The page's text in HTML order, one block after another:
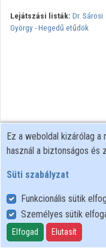
Lejátszási listák: Dr. Sárosi
György - Hegedű etűdök
Felhasználói szabályzat
Adatkezelési tájékoztató
Süti szabályzat
Ez a weboldal kizárólag
használ a biztonságos és
Süti szabályzat
Funkcionális sütik
Személyes sütik
Elfogad Elutasít